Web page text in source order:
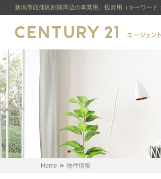
新潟市西蒲区割前周辺の事業用、投資用（キーワー
Home 物件情報